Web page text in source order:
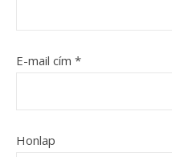
E-mail cím *
Honlap